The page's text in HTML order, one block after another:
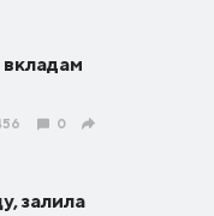
0
залила